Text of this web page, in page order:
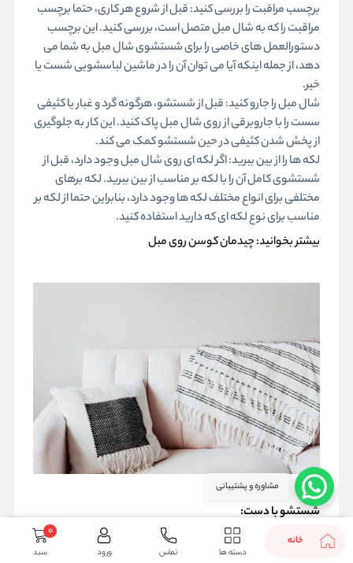
برچسب مراقبت را بررسی کنید: قبل از شروع هر کاری، حتما برچسب
مراقبت را که به شال مبل متصل است، بررسی کنید. این برچسب
دستورالعمل های خاصی را برای شستشوی شال مبل به شما می
دهد، از جمله اینکه آیا می توان آن را در ماشین لباسشویی شست یا
خیر.
شال مبل را جارو کنید: قبل از شستشو، هرگونه گرد و غبار یا کثیفی
سست را با جاروبرقی از روی شال مبل پاک کنید. این کار به جلوگیری
از پخش شدن کثیفی در حین شستشو کمک می کند.
لکه ها را از بین ببرید: اگر لکه ای روی شال مبل وجود دارد، قبل از
شستشوی کامل آن را با لکه بر مناسب از بین ببرید. لکه برهای
مختلفی برای انواع مختلف لکه ها وجود دارد، بنابراین حتما از لکه بر
مناسب برای نوع لکه ای که دارید استفاده کنید.
بیشتر بخوانید:چیدمان کوسن روی مبل
شستشو با دست:
یک سینک یا لگن بزرگ را با آب ولرم پر کنید: از آب خیلی داغ استفاده
مشاوره و پشتیبانی
خانه
دسته ها تماس ورود سبد
0